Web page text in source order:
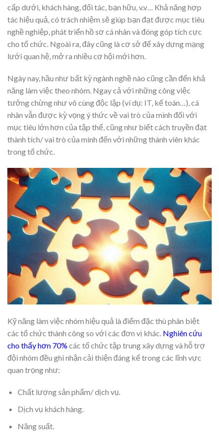
cấp dưới, khách hàng, đối tác, bạn hữu, v.v… Khả năng hợp
tác hiệu quả, có trách nhiệm sẽ giúp bạn đạt được mục tiêu
nghề nghiệp, phát triển hồ sơ cá nhân và đóng góp tích cực
cho tổ chức. Ngoài ra, đây cũng là cơ sở để xây dựng mạng
lưới quan hệ, mở ra nhiều cơ hội mới hơn.
Ngày nay, hầu như bất kỳ ngành nghề nào cũng cần đến khả
năng làm việc theo nhóm. Ngay cả với những công việc
tưởng chừng như vô cùng độc lập (ví dụ: IT, kế toán…), cá
nhân vẫn được kỳ vọng ý thức về vai trò của mình đối với
mục tiêu lớn hơn của tập thể, cũng như biết cách truyền đạt
thành tích/ vai trò của mình đến với những thành viên khác
trong tổ chức.
Kỹ năng làm việc nhóm hiệu quả là điểm đặc thù phân biệt
các tổ chức thành công so với các đơn vị khác. Nghiên cứu
cho thấy hơn 70% các tổ chức tập trung xây dựng và hỗ trợ
đội nhóm đều ghi nhận cải thiện đáng kể trong các lĩnh vực
quan trọng như:
Chất lượng sản phẩm/ dịch vụ.
Dịch vụ khách hàng.
Năng suất.